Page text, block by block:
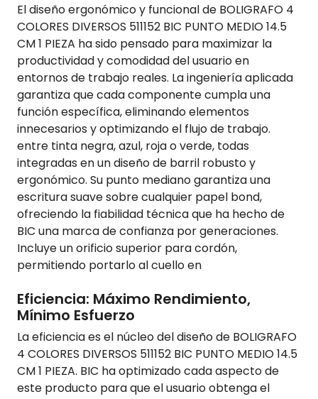
El diseño ergonómico y funcional de BOLIGRAFO 4
COLORES DIVERSOS 511152 BIC PUNTO MEDIO 14.5
CM 1 PIEZA ha sido pensado para maximizar la
productividad y comodidad del usuario en
entornos de trabajo reales. La ingeniería aplicada
garantiza que cada componente cumpla una
función específica, eliminando elementos
innecesarios y optimizando el flujo de trabajo.
entre tinta negra, azul, roja o verde, todas
integradas en un diseño de barril robusto y
ergonómico. Su punto mediano garantiza una
escritura suave sobre cualquier papel bond,
ofreciendo la fiabilidad técnica que ha hecho de
BIC una marca de confianza por generaciones.
Incluye un orificio superior para cordón,
permitiendo portarlo al cuello en
Eficiencia: Máximo Rendimiento,
Mínimo Esfuerzo
La eficiencia es el núcleo del diseño de BOLIGRAFO
4 COLORES DIVERSOS 511152 BIC PUNTO MEDIO 14.5
CM 1 PIEZA. BIC ha optimizado cada aspecto de
este producto para que el usuario obtenga el